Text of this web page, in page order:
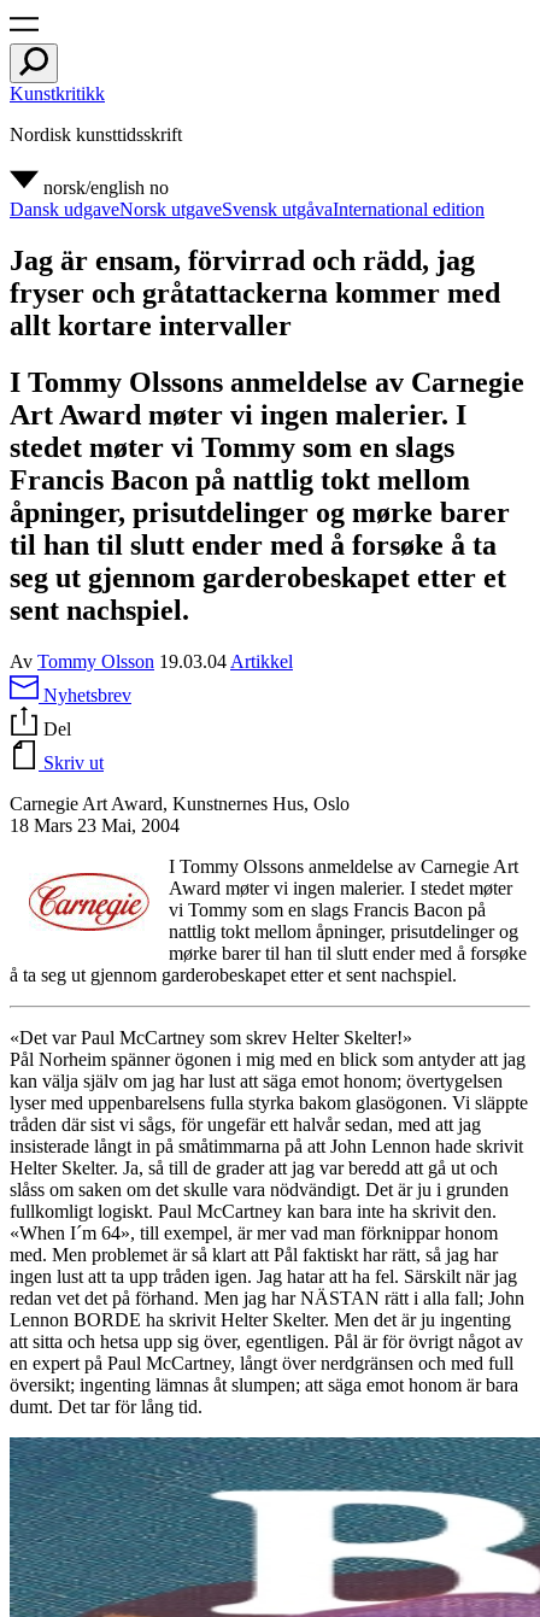
Kunstkritikk
Nordisk kunsttidsskrift
norsk/english no
Dansk udgaveNorsk utgaveSvensk utgåvaInternational edition
Jag är ensam, förvirrad och rädd, jag
fryser och gråtattackerna kommer med
allt kortare intervaller
I Tommy Olssons anmeldelse av Carnegie
Art Award møter vi ingen malerier. I
stedet møter vi Tommy som en slags
Francis Bacon på nattlig tokt mellom
åpninger, prisutdelinger og mørke barer
til han til slutt ender med å forsøke å ta
seg ut gjennom garderobeskapet etter et
sent nachspiel.
Av Tommy Olsson 19.03.04 Artikkel
Nyhetsbrev
Del
Skriv ut
Carnegie Art Award, Kunstnernes Hus, Oslo
18 Mars 23 Mai, 2004
I Tommy Olssons anmeldelse av Carnegie Art
Award møter vi ingen malerier. I stedet møter
vi Tommy som en slags Francis Bacon på
nattlig tokt mellom åpninger, prisutdelinger og
mørke barer til han til slutt ender med å forsøke
å ta seg ut gjennom garderobeskapet etter et sent nachspiel.
«Det var Paul McCartney som skrev Helter Skelter!»
Pål Norheim spänner ögonen i mig med en blick som antyder att jag
kan välja själv om jag har lust att säga emot honom; övertygelsen
lyser med uppenbarelsens fulla styrka bakom glasögonen. Vi släppte
tråden där sist vi sågs, för ungefär ett halvår sedan, med att jag
insisterade långt in på småtimmarna på att John Lennon hade skrivit
Helter Skelter. Ja, så till de grader att jag var beredd att gå ut och
slåss om saken om det skulle vara nödvändigt. Det är ju i grunden
fullkomligt logiskt. Paul McCartney kan bara inte ha skrivit den.
«When I´m 64», till exempel, är mer vad man förknippar honom
med. Men problemet är så klart att Pål faktiskt har rätt, så jag har
ingen lust att ta upp tråden igen. Jag hatar att ha fel. Särskilt när jag
redan vet det på förhand. Men jag har NÄSTAN rätt i alla fall; John
Lennon BORDE ha skrivit Helter Skelter. Men det är ju ingenting
att sitta och hetsa upp sig över, egentligen. Pål är för övrigt något av
en expert på Paul McCartney, långt över nerdgränsen och med full
översikt; ingenting lämnas åt slumpen; att säga emot honom är bara
dumt. Det tar för lång tid.